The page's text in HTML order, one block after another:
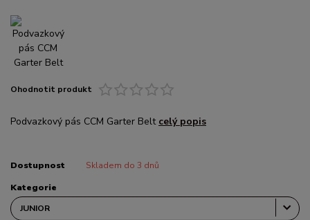
Ohodnotit produkt
Podvazkový pás CCM Garter Belt celý popis
Dostupnost Skladem do 3 dnů
Kategorie